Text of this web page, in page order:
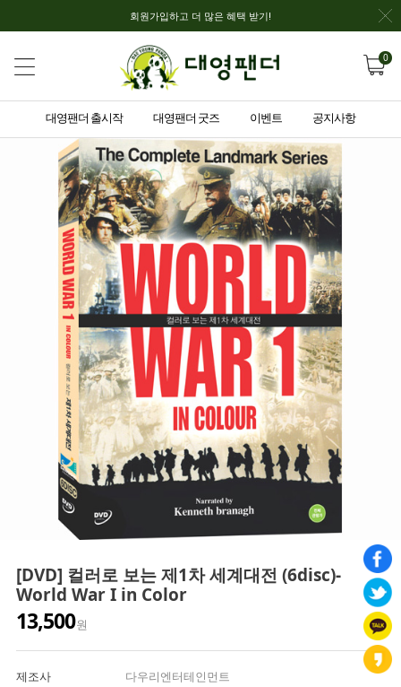
회원가입하고 더 많은 혜택 받기!
0
대영팬더 출시작 대영팬더 굿즈 이벤트 공지사항
[DVD] 컬러로 보는 제1차 세계대전 (6disc)-
World War I in Color
13,500원
제조사
다우리엔터테인먼트